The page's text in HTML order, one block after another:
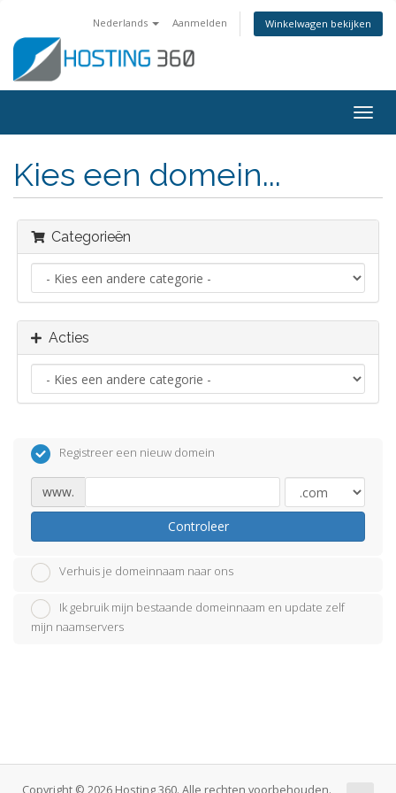
Nederlands Aanmelden Winkelwagen bekijken
in-/
Kies een domein...
Categorieën
Acties
Registreer een nieuw domein
www.
Controleer
Verhuis je domeinnaam naar ons
Ik gebruik mijn bestaande domeinnaam en update zelf
mijn naamservers
Copyright © 2026 Hosting 360. Alle rechten voorbehouden.